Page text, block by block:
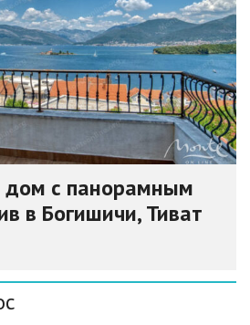
с панорамным
в Богишичи, Тиват